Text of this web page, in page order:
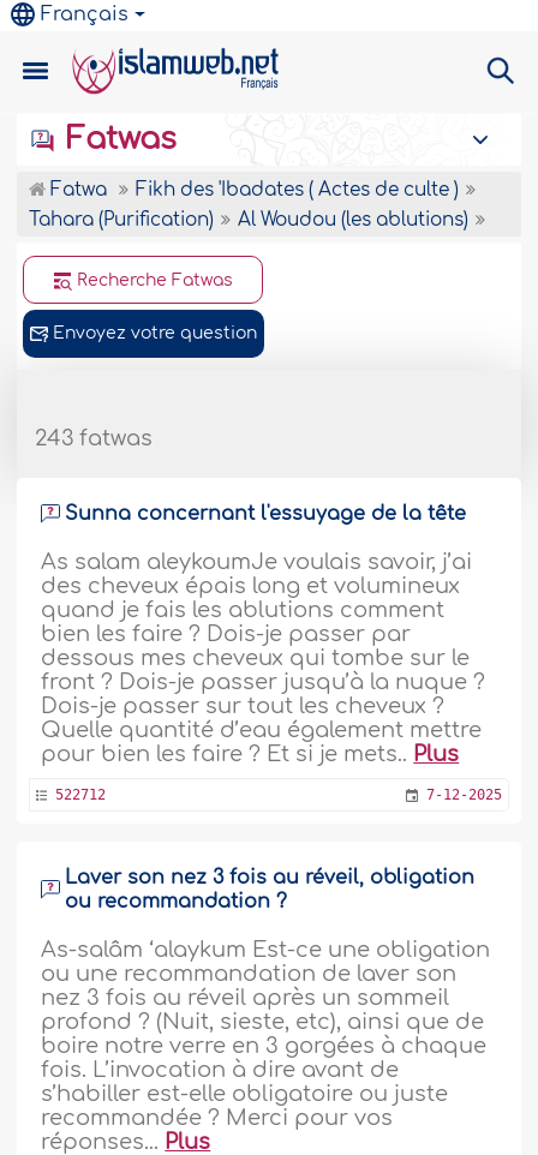
Français
Fatwas
Fatwa
Fikh des 'Ibadates ( Actes de culte )
Tahara (Purification)
Al Woudou (les ablutions)
Recherche Fatwas
Envoyez votre question
243 fatwas
Sunna concernant l'essuyage de la tête
As salam aleykoumJe voulais savoir, j’ai
des cheveux épais long et volumineux
quand je fais les ablutions comment
bien les faire ? Dois-je passer par
dessous mes cheveux qui tombe sur le
front ? Dois-je passer jusqu’à la nuque ?
Dois-je passer sur tout les cheveux ?
Quelle quantité d’eau également mettre
pour bien les faire ? Et si je mets.. Plus
522712 7-12-2025
Laver son nez 3 fois au réveil, obligation
ou recommandation ?
As-salâm ‘alaykum Est-ce une obligation
ou une recommandation de laver son
nez 3 fois au réveil après un sommeil
profond ? (Nuit, sieste, etc), ainsi que de
boire notre verre en 3 gorgées à chaque
fois. L’invocation à dire avant de
s’habiller est-elle obligatoire ou juste
recommandée ? Merci pour vos
réponses... Plus